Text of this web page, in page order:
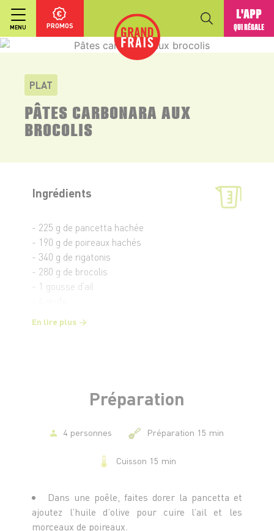
MENU PROMOS
L'APP
QUI RÉGALE
PLAT
PÂTES CARBONARA AUX
BROCOLIS
Ingrédients
- 225 g de pancetta hachée
- 190 g de poireaux hachés
- 340 g de rigatonis
- 280 g de brocolis
- 1 gousse d’ail
- 20 g de persil plat ciselé
En lire plus
Préparation
4 personnes Préparation 15 min
Cuisson 15 min
Dans une poêle, faites dorer la pancetta et
ajoutez l’huile d’olive pour cuire l’ail et les
morceaux de poireaux.